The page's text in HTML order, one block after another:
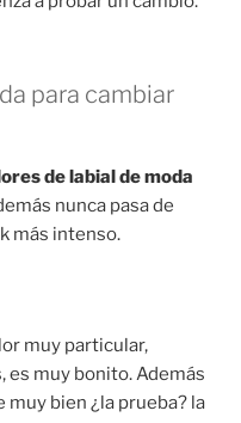
para cambiar
de labial de moda
nunca pasa de
más intenso.
muy particular,
es muy bonito. Además
bien ¿la prueba? la